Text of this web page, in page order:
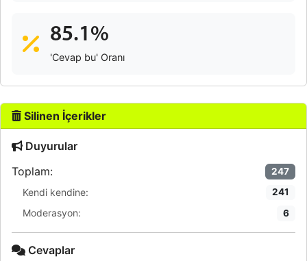
85.1%
'Cevap bu' Oranı
Silinen İçerikler
Duyurular
Toplam:
247
Kendi kendine: 241
Moderasyon: 6
Cevaplar